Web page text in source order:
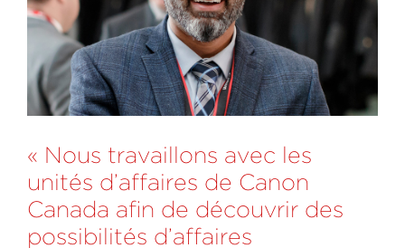
« Nous travaillons avec les
unités d’affaires de Canon
Canada afin de découvrir des
possibilités d’affaires